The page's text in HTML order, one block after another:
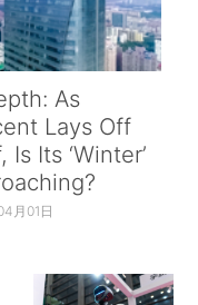
As
Lays Off
Is Its ‘Winter’
月01日